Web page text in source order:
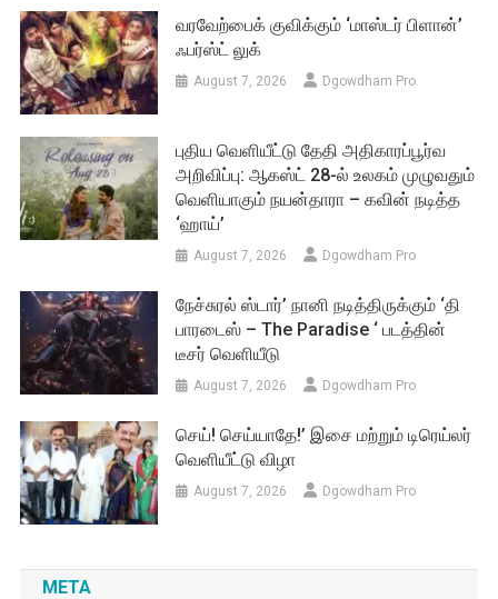
வரவேற்பைக் குவிக்கும் ‘மாஸ்டர் பிளான்’
ஃபர்ஸ்ட் லுக்
August 7, 2026 Dgowdham Pro
புதிய வெளியீட்டு தேதி அதிகாரப்பூர்வ
அறிவிப்பு: ஆகஸ்ட் 28-ல் உலகம் முழுவதும்
வெளியாகும் நயன்தாரா – கவின் நடித்த
‘ஹாய்’
August 7, 2026 Dgowdham Pro
நேச்சுரல் ஸ்டார்’ நானி நடித்திருக்கும் ‘தி
பாரடைஸ் – The Paradise ‘ படத்தின்
டீசர் வெளியீடு
August 7, 2026 Dgowdham Pro
செய்! செய்யாதே!’ இசை மற்றும் டிரெய்லர்
வெளியீட்டு விழா
August 7, 2026 Dgowdham Pro
META